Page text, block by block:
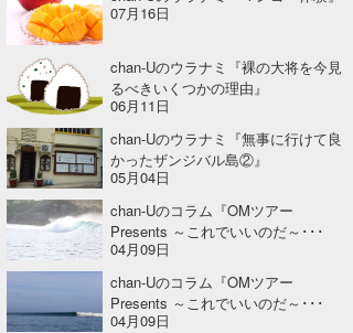
07月16日
chan-Uのウラナミ『裸の大将を今見
るべきいくつかの理由』
06月11日
chan-Uのウラナミ『無事に行けて良
かったザンジバル島②』
05月04日
chan-Uのコラム『OMツアー
Presents ～これでいいのだ～･･･
04月09日
chan-Uのコラム『OMツアー
Presents ～これでいいのだ～･･･
04月09日
wanda
予報士 hiro.
banpaku
Mr.K
chappy
Romisea